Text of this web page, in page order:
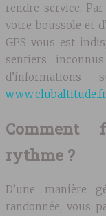
rendre service.
votre boussole et
GPS vous est
sentiers
www.clubaltitude.fr
rythme ?
D’une manière
randonnée, vous